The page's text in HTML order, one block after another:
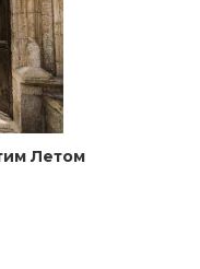
Летом